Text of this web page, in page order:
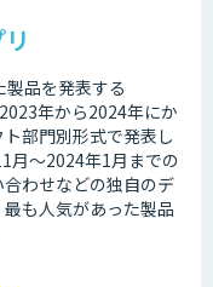
品を発表する
年から2024年にか
部門別形式で発表し
月～2024年1月までの
わせなどの独自のデ
も人気があった製品